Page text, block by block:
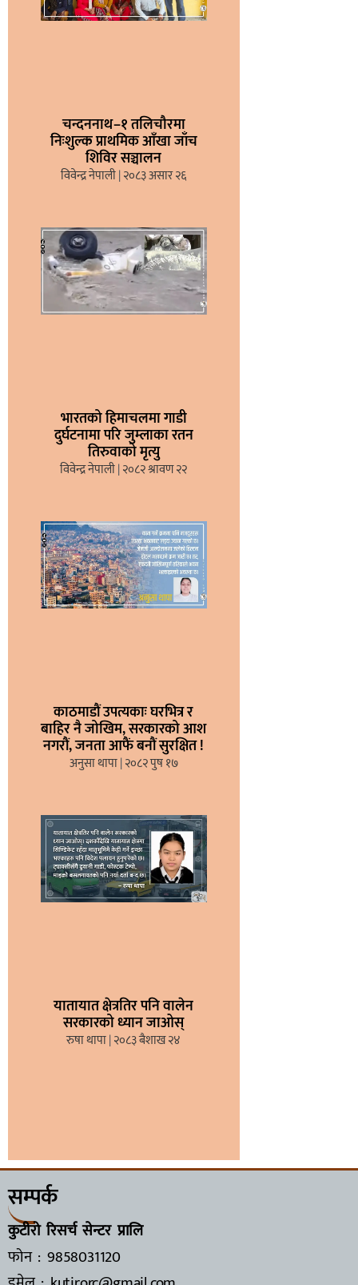
चन्दननाथ–१ तलिचौरमा
निःशुल्क प्राथमिक आँखा जाँच
शिविर सञ्चालन
विवेन्द्र नेपाली २०८३ असार २६
भारतको हिमाचलमा गाडी
दुर्घटनामा परि जुम्लाका रतन
तिरुवाको मृत्यु
विवेन्द्र नेपाली २०८२ श्रावण २२
काठमाडौं उपत्यकाः घरभित्र र
बाहिर नै जोखिम, सरकारको आश
नगरौं, जनता आफैं बनौं सुरक्षित !
अनुसा थापा २०८२ पुष १७
यातायात क्षेत्रतिर पनि वालेन
सरकारको ध्यान जाओस्
रुषा थापा २०८३ बैशाख २४
सम्पर्क
कुटीरो रिसर्च सेन्टर प्रालि
फोन : 9858031120